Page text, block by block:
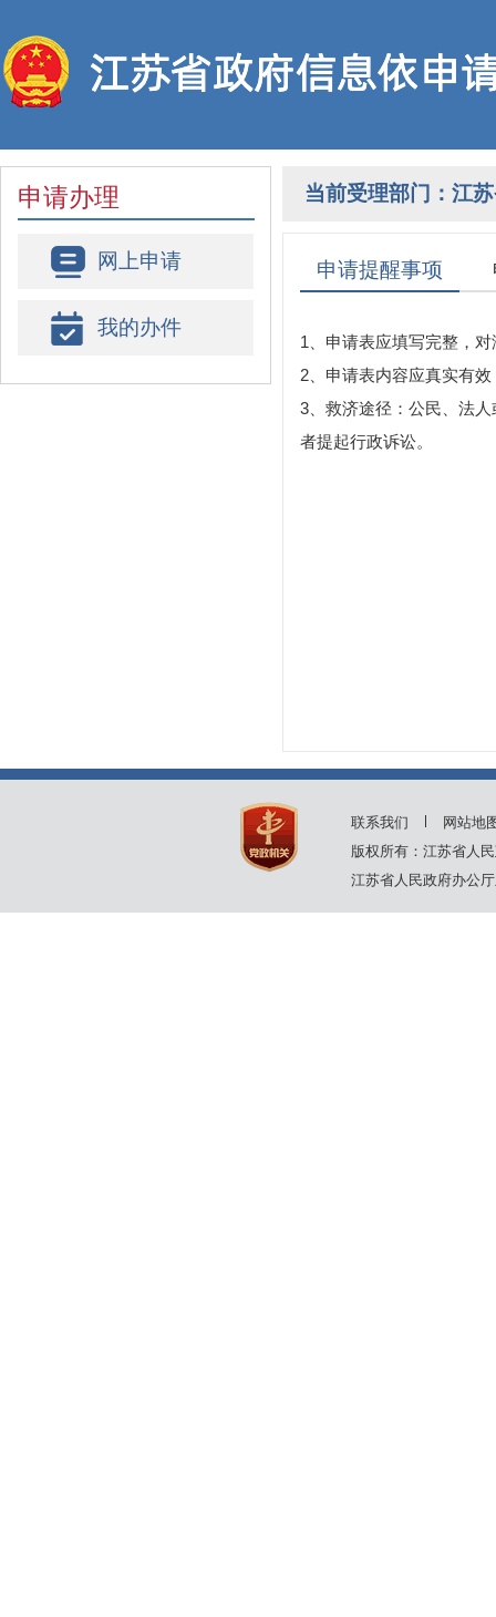
申请办理
网上申请
我的办件
当前受理部门： 江
申请提醒事项
1、申请表应填写完整，
2、申请表内容应真实有
3、救济途径：公民、法
者提起行政诉讼。
联系我们
网站地
版权所有：江苏省人
江苏省人民政府办公